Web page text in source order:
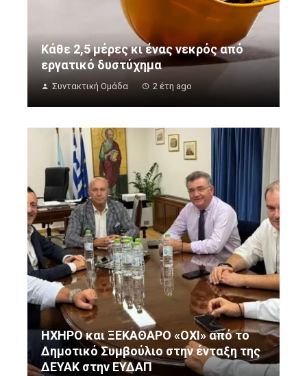
Κάθε 2,5 μέρες κι ένας νεκρός από
εργατικό δυστύχημα
Συντακτική Ομάδα 2 έτη ago
ΗΧΗΡΟ και ΞΕΚΑΘΑΡΟ «ΟΧΙ» από το
Δημοτικό Συμβούλιο στην ένταξη της
ΔΕΥΑΚ στην ΕΥΔΑΠ